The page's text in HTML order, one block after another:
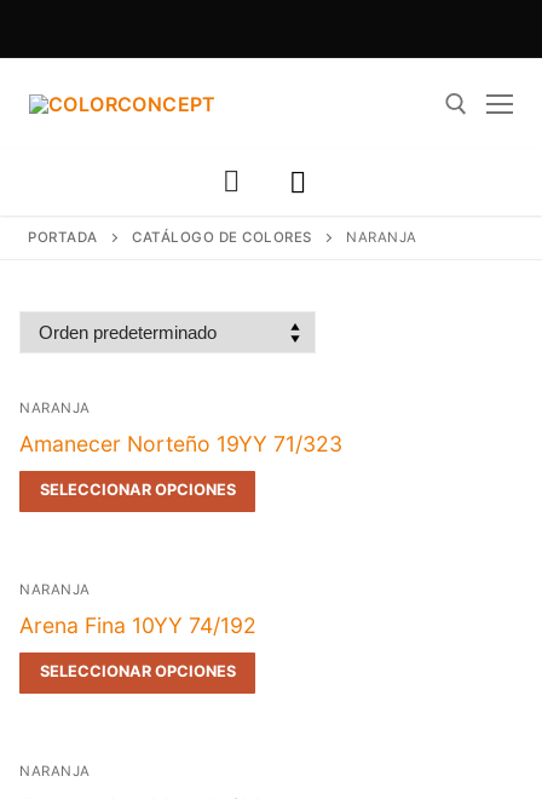
PORTADA CATÁLOGO DE COLORES NARANJA
NARANJA
Amanecer Norteño 19YY 71/323
SELECCIONAR OPCIONES
NARANJA
Arena Fina 10YY 74/192
SELECCIONAR OPCIONES
NARANJA